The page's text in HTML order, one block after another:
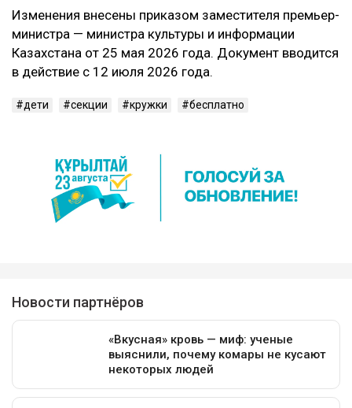
Изменения внесены приказом заместителя премьер-
министра — министра культуры и информации
Казахстана от 25 мая 2026 года. Документ вводится
в действие с 12 июля 2026 года.
дети секции кружки бесплатно